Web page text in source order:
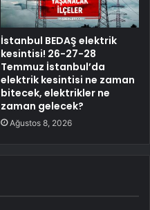
İstanbul BEDAŞ elektrik
kesintisi! 26-27-28
Temmuz İstanbul’da
elektrik kesintisi ne zaman
bitecek, elektrikler ne
zaman gelecek?
Ağustos 8, 2026